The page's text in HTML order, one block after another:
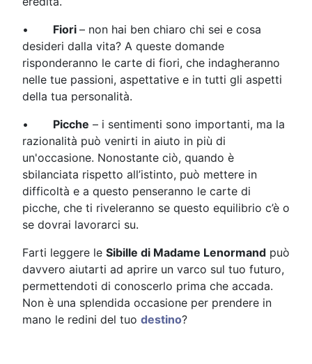
•
Fiori – non hai ben chiaro chi sei e cosa
desideri dalla vita? A queste domande
risponderanno le carte di fiori, che indagheranno
nelle tue passioni, aspettative e in tutti gli aspetti
della tua personalità.
•
Picche – i sentimenti sono importanti, ma la
razionalità può venirti in aiuto in più di
un'occasione. Nonostante ciò, quando è
sbilanciata rispetto all’istinto, può mettere in
difficoltà e a questo penseranno le carte di
picche, che ti riveleranno se questo equilibrio c’è o
se dovrai lavorarci su.
Farti leggere le Sibille di Madame Lenormand può
davvero aiutarti ad aprire un varco sul tuo futuro,
permettendoti di conoscerlo prima che accada.
Non è una splendida occasione per prendere in
mano le redini del tuo destino?